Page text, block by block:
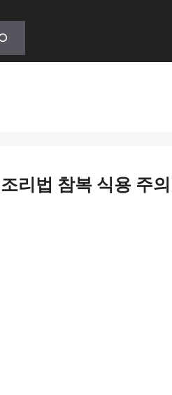
리법 참복 식용 주